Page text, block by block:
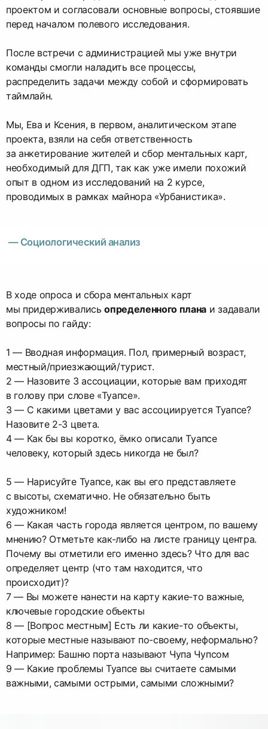
проектом и согласовали основные вопросы, стоявшие
перед началом полевого исследования.
После встречи с администрацией мы уже внутри
команды смогли наладить все процессы,
распределить задачи между собой и сформировать
таймлайн.
Мы, Ева и Ксения, в первом, аналитическом этапе
проекта, взяли на себя ответственность
за анкетирование жителей и сбор ментальных карт,
необходимый для ДГП, так как уже имели похожий
опыт в одном из исследований на 2 курсе,
проводимых в рамках майнора «Урбанистика».
— Социологический анализ
В ходе опроса и сбора ментальных карт
мы придерживалисьопределенного плана и задавали
вопросы по гайду:
1 — Вводная информация. Пол, примерный возраст,
местный/приезжающий/турист.
2 — Назовите 3 ассоциации, которые вам приходят
в голову при слове «Туапсе».
3 — С какими цветами у вас ассоциируется Туапсе?
Назовите 2-3 цвета.
4 — Как бы вы коротко, ёмко описали Туапсе
человеку, который здесь никогда не был?
5 — Нарисуйте Туапсе, как вы его представляете
с высоты, схематично. Не обязательно быть
художником!
6 — Какая часть города является центром, по вашему
мнению? Отметьте как-либо на листе границу центра.
Почему вы отметили его именно здесь? Что для вас
определяет центр (что там находится, что
происходит)?
7 — Вы можете нанести на карту какие-то важные,
ключевые городские объекты
8 — [Вопрос местным] Есть ли какие-то объекты,
которые местные называют по-своему, неформально?
Например: Башню порта называют Чупа Чупсом
9 — Какие проблемы Туапсе вы считаете самыми
важными, самыми острыми, самыми сложными?